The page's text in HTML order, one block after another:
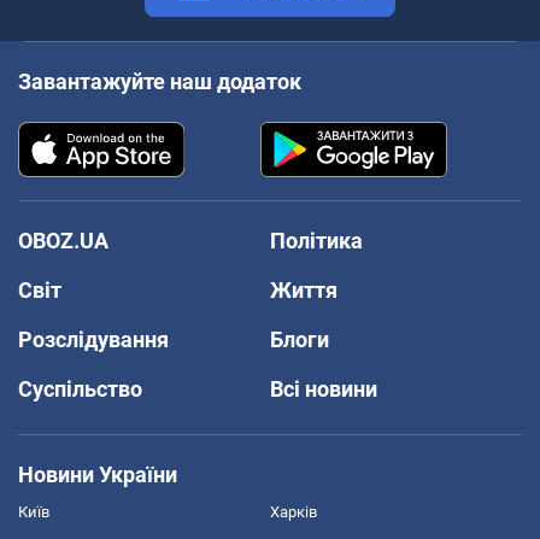
Завантажуйте наш додаток
OBOZ.UA
Політика
Світ
Життя
Розслідування
Блоги
Суспільство
Всі новини
Новини України
Київ Харків